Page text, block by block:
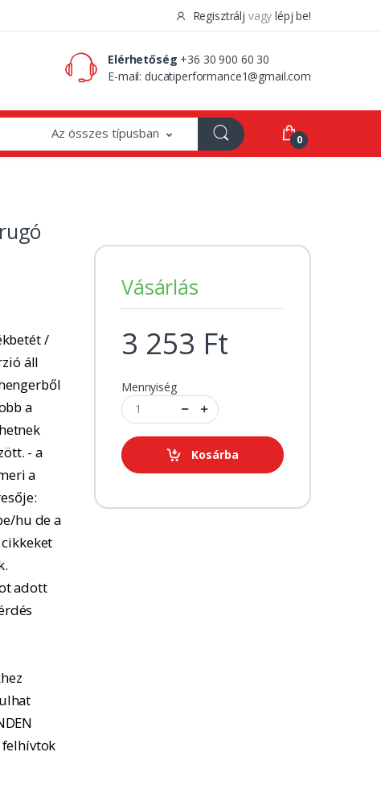
Regisztrálj vagy lépj be!
Elérhetőség +36 30 900 60 30
E-mail:ducatiperformance1@gmail.com
Az összes típusban 0
/
áll
a
- a
a
hu de a
adott
felhívtok
Vásárlás
3 253 Ft
Mennyiség
Kosárba